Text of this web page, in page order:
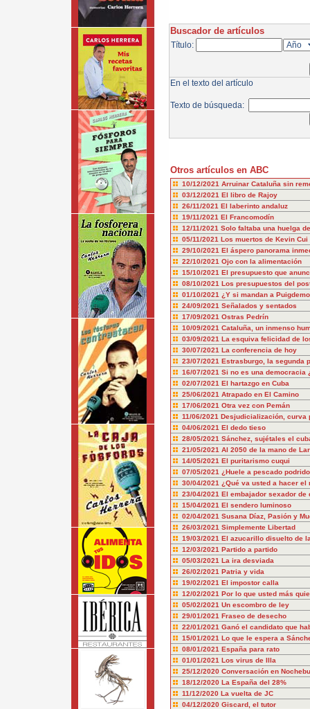
Buscador de artículos
Título:
En el texto del artículo
Texto de búsqueda:
Otros artículos en ABC
10/12/2021 Arruinar Cataluña sin
03/12/2021 El libro de Rajoy
26/11/2021 El laberinto andaluz
19/11/2021 El Francomodín
12/11/2021 Solo faltaba una huelga
05/11/2021 Los muertos de Kevin Cui
29/10/2021 El áspero panorama
22/10/2021 Ojo con la alimentación
15/10/2021 El presupuesto que
08/10/2021 Los presupuestos del
01/10/2021 ¿Y si mandan a
24/09/2021 Señalados y sentados
17/09/2021 Ostras Pedrín
10/09/2021 Cataluña, un inmenso
03/09/2021 La esquiva felicidad de
30/07/2021 La conferencia de hoy
23/07/2021 Estrasburgo, la segunda
16/07/2021 Si no es una democracia
02/07/2021 El hartazgo en Cuba
25/06/2021 Atrapado en El Camino
17/06/2021 Otra vez con Pemán
11/06/2021 Desjudicialización, curva
04/06/2021 El dedo tieso
28/05/2021 Sánchez, sujétales el
21/05/2021 Al 2050 de la mano de
14/05/2021 El puritarismo cuqui
07/05/2021 ¿Huele a pescado
30/04/2021 ¿Qué va usted a hacer el
23/04/2021 El embajador sexador de
15/04/2021 El sendero luminoso
02/04/2021 Susana Díaz, Pasión y
26/03/2021 Simplemente Libertad
19/03/2021 El azucarillo disuelto de
12/03/2021 Partido a partido
05/03/2021 La ira desviada
26/02/2021 Patria y vida
19/02/2021 El impostor calla
12/02/2021 Por lo que usted más
05/02/2021 Un escombro de ley
29/01/2021 Fraseo de desecho
22/01/2021 Ganó el candidato que
15/01/2021 Lo que le espera a
08/01/2021 España para rato
01/01/2021 Los virus de Illa
25/12/2020 Conversación en
18/12/2020 La España del 28%
11/12/2020 La vuelta de JC
04/12/2020 Giscard, el tutor